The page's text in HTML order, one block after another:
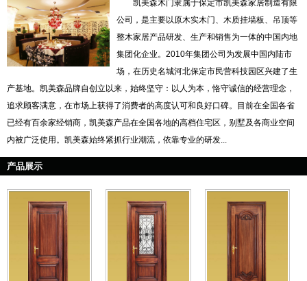
凯美森木门隶属于保定市凯美森家居制造有限
公司，是主要以原木实木门、木质挂墙板、吊顶等
整木家居产品研发、生产和销售为一体的中国内地
集团化企业。2010年集团公司为发展中国内陆市
场，在历史名城河北保定市民营科技园区兴建了生
产基地。凯美森品牌自创立以来，始终坚守：以人为本，恪守诚信的经营理念，
追求顾客满意，在市场上获得了消费者的高度认可和良好口碑。目前在全国各省
已经有百余家经销商，凯美森产品在全国各地的高档住宅区，别墅及各商业空间
内被广泛使用。凯美森始终紧抓行业潮流，依靠专业的研发...
产品展示